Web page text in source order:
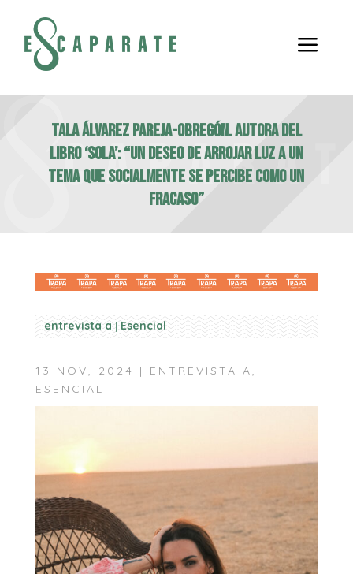
a
TALA ÁLVAREZ PAREJA-OBREGÓN. Autora del
libro ‘Sola’: “Un deseo de arrojar luz a un
tema que socialmente se percibe como un
fracaso”
entrevista a|Esencial
13 NOV, 2024 | ENTREVISTA A,
ESENCIAL